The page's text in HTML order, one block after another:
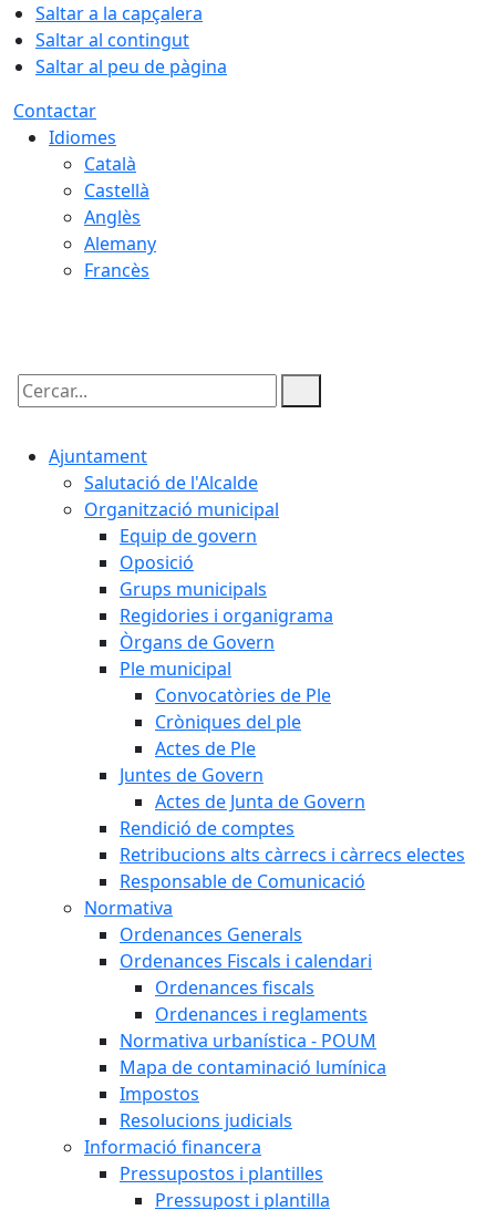
Saltar a la capçalera
Saltar al contingut
Saltar al peu de pàgina
Contactar
Idiomes
Català
Castellà
Anglès
Alemany
Francès
Cercar:
Ajuntament
Salutació de l'Alcalde
Organització municipal
Equip de govern
Oposició
Grups municipals
Regidories i organigrama
Òrgans de Govern
Ple municipal
Convocatòries de Ple
Cròniques del ple
Actes de Ple
Juntes de Govern
Actes de Junta de Govern
Rendició de comptes
Retribucions alts càrrecs i càrrecs electes
Responsable de Comunicació
Normativa
Ordenances Generals
Ordenances Fiscals i calendari
Ordenances fiscals
Ordenances i reglaments
Normativa urbanística - POUM
Mapa de contaminació lumínica
Impostos
Resolucions judicials
Informació financera
Pressupostos i plantilles
Pressupost i plantilla